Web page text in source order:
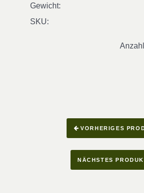
Gewicht:
SKU:
VORHERIGES
NÄCHSTES